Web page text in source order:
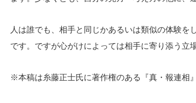
人は誰でも、相手と同じかあるいは類似の体験
です。ですが心がけによっては相手に寄り添う立
※本稿は糸藤正士氏に著作権のある『真・報連相